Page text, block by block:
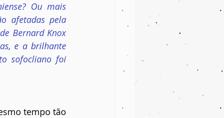
Ou mais
afetadas pela
Bernard Knox
e a brilhante
sofocliano foi
tempo tão